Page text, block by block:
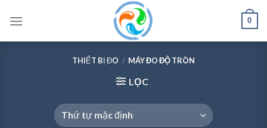
0
THIẾT BỊ ĐO / MÁY ĐO ĐỘ TRÒN
LỌC